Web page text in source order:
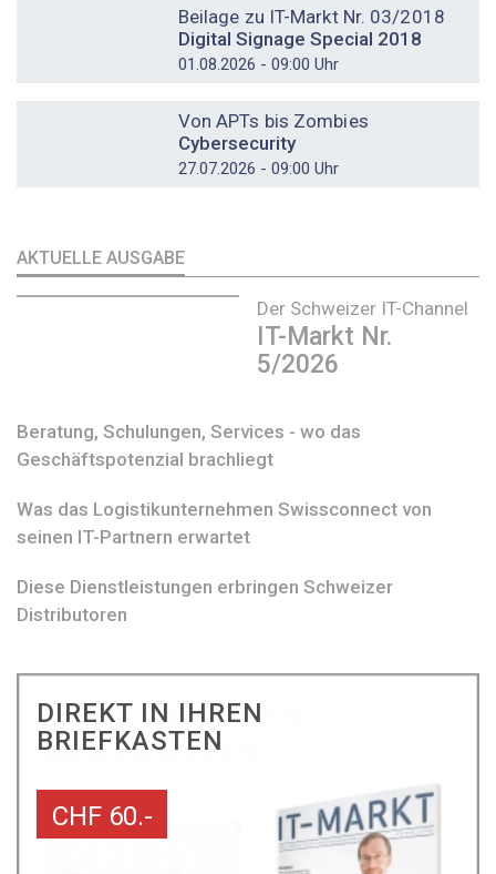
Beilage zu IT-Markt Nr. 03/2018
Digital Signage Special 2018
01.08.2026 - 09:00 Uhr
Von APTs bis Zombies
Cybersecurity
27.07.2026 - 09:00 Uhr
AKTUELLE AUSGABE
Der Schweizer IT-Channel
IT-Markt Nr.
5/2026
Beratung, Schulungen, Services - wo das
Geschäftspotenzial brachliegt
Was das Logistikunternehmen Swissconnect von
seinen IT-Partnern erwartet
Diese Dienstleistungen erbringen Schweizer
Distributoren
DIREKT IN IHREN
BRIEFKASTEN
CHF 60.-